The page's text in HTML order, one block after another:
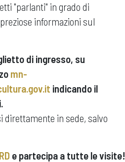
"parlanti" in grado di
informazioni sul
di ingresso, su
mn-
indicando il
direttamente in sede, salvo
e partecipa a tutte le visite!